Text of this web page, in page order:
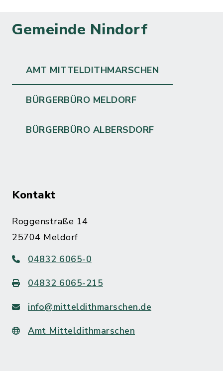
Gemeinde Nindorf
AMT MITTELDITHMARSCHEN
BÜRGERBÜRO MELDORF
BÜRGERBÜRO ALBERSDORF
Kontakt
Roggenstraße 14
25704 Meldorf
04832 6065-0
04832 6065-215
info@mitteldithmarschen.de
Amt Mitteldithmarschen